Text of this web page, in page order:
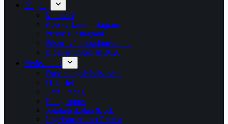
På gång
Kalender
Korskyrkans Instagram
Prismas Instagram
Prisma vårt ungdomsarbete
Bibelläsningsplan 2026
Verksamhet
Församlingsbibelskolan
11-kaffet
Café Fredag
Hemgrupper
Söndagsskolan & XL
Ungdomsarbetet Prisma